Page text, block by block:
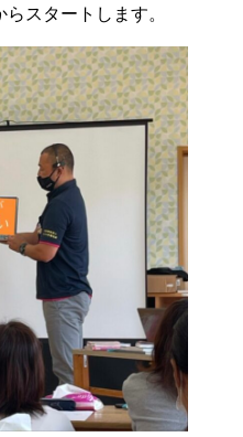
スタートします。